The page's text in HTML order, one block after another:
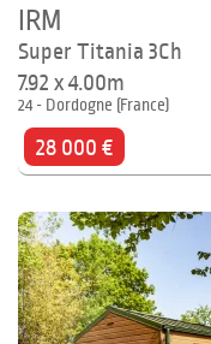
IRM
Super Titania 3Ch
7.92 x 4.00m
24 - Dordogne (France)
28 000 €